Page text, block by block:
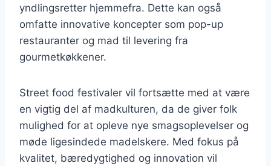
yndlingsretter hjemmefra. Dette kan også
omfatte innovative koncepter som pop-up
restauranter og mad til levering fra
gourmetkøkkener.
Street food festivaler vil fortsætte med at være
en vigtig del af madkulturen, da de giver folk
mulighed for at opleve nye smagsoplevelser og
møde ligesindede madelskere. Med fokus på
kvalitet, bæredygtighed og innovation vil